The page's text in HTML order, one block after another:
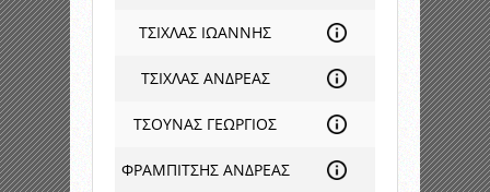
ΤΣΙΧΛΑΣ ΙΩΑΝΝΗΣ
ΤΣΙΧΛΑΣ ΑΝΔΡΕΑΣ
ΤΣΟΥΝΑΣ ΓΕΩΡΓΙΟΣ
ΦΡΑΜΠΙΤΣΗΣ ΑΝΔΡΕΑΣ